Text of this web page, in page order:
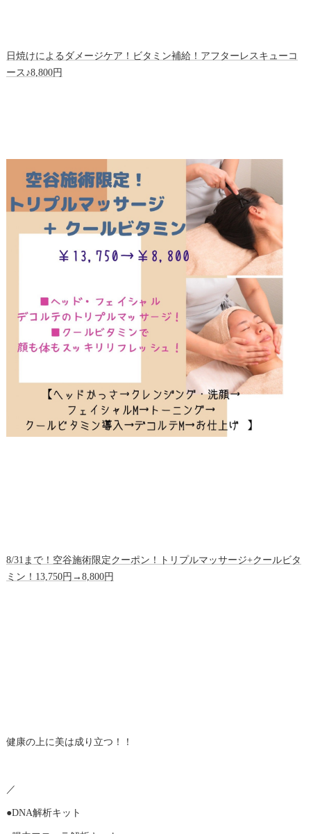
日焼けによるダメージケア！ビタミン補給！アフターレスキューコ
ース♪8,800円
8/31まで！空谷施術限定クーポン！トリプルマッサージ+クールビタ
ミン！13,750円→8,800円
健康の上に美は成り立つ！！
／
●DNA解析キット